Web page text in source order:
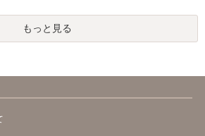
もっと見る